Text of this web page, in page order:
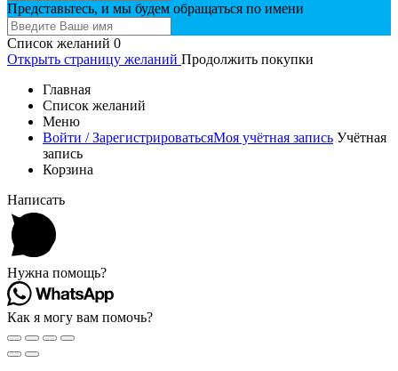
Представьтесь, и мы будем обращаться по имени
Список желаний 0
Открыть страницу желаний Продолжить покупки
Главная
Список желаний
Меню
Войти / ЗарегистрироватьсяМоя учётная запись Учётная
запись
Корзина
Написать
Нужна помощь?
Как я могу вам помочь?